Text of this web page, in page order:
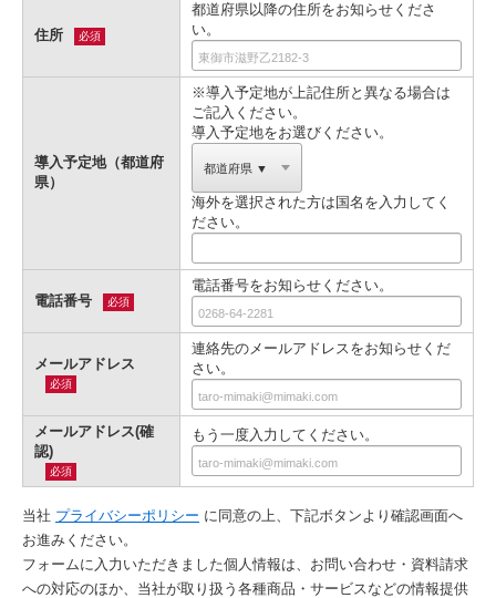
住所 必須
都道府県以降の住所をお知らせくださ
い。
導入予定地（都道府
県）
※導入予定地が上記住所と異なる場合は
ご記入ください。
導入予定地をお選びください。
海外を選択された方は国名を入力してく
ださい。
電話番号 必須
電話番号をお知らせください。
メールアドレス
必須
連絡先のメールアドレスをお知らせくだ
さい。
メールアドレス(確
認)
必須
もう一度入力してください。
当社 プライバシーポリシー に同意の上、下記ボタンより確認画⾯へ
お進みください。
フォームに入力いただきました個人情報は、お問い合わせ・資料請求
への対応のほか、当社が取り扱う各種商品・サービスなどの情報提供